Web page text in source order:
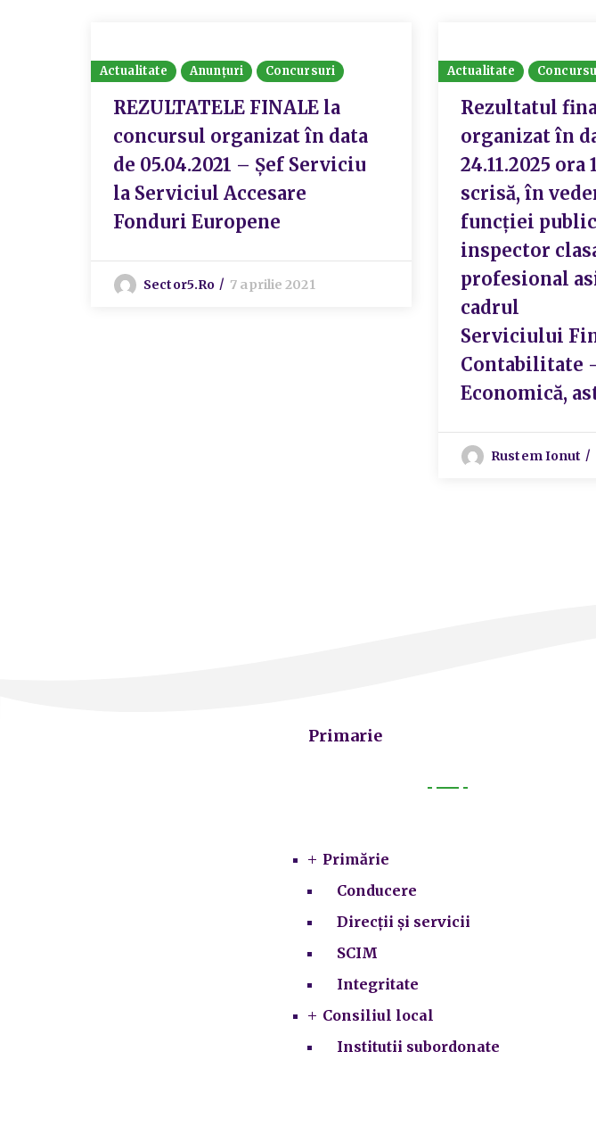
Actualitate Anunțuri Concursuri
REZULTATELE FINALE la
concursul organizat în data
de 05.04.2021 – Șef Serviciu
la Serviciul Accesare
Fonduri Europene
Sector5.ro 7 aprilie 2021
Actualitate
Rezultatul
organizat în
24.11.2025 ora
scrisă, în
funcției
inspector
profesional
cadrul
Serviciului
Contabilitate
Economică,
Rustem Ionut
Primarie
Primărie
Conducere
Direcții și servicii
SCIM
Integritate
Consiliul local
Institutii subordonate